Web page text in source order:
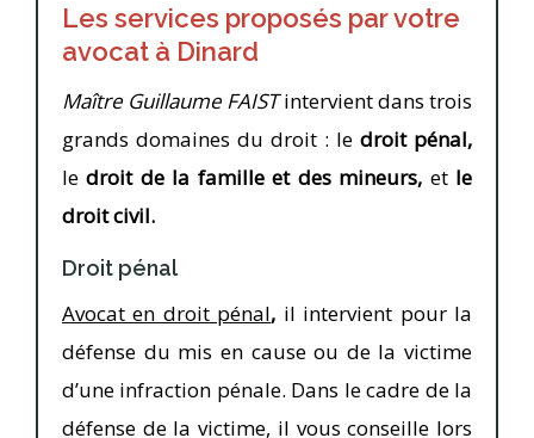
Les services proposés par votre
avocat à Dinard
Maître Guillaume FAISTintervient dans trois
grands domaines du droit : le droit pénal,
ledroit de la famille et des mineurs, etle
droit civil.
Droit pénal
Avocat en droit pénal, il intervient pour la
défense du mis en cause ou de la victime
d’une infraction pénale. Dans le cadre de la
défense de la victime, il vous conseille lors